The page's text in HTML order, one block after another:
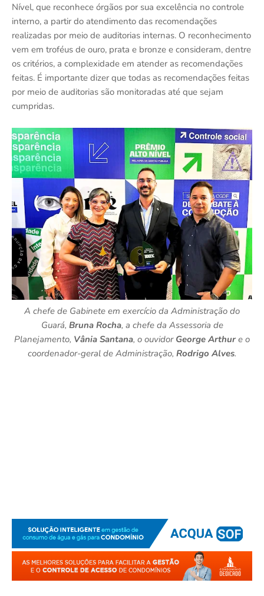
Nível, que reconhece órgãos por sua excelência no controle
interno, a partir do atendimento das recomendações
realizadas por meio de auditorias internas. O reconhecimento
vem em troféus de ouro, prata e bronze e consideram, dentre
os critérios, a complexidade em atender as recomendações
feitas. É importante dizer que todas as recomendações feitas
por meio de auditorias são monitoradas até que sejam
cumpridas.
A chefe de Gabinete em exercício da Administração do
Guará, Bruna Rocha, a chefe da Assessoria de
Planejamento, Vânia Santana, o ouvidorGeorge Arthure o
coordenador-geral de Administração, Rodrigo Alves.